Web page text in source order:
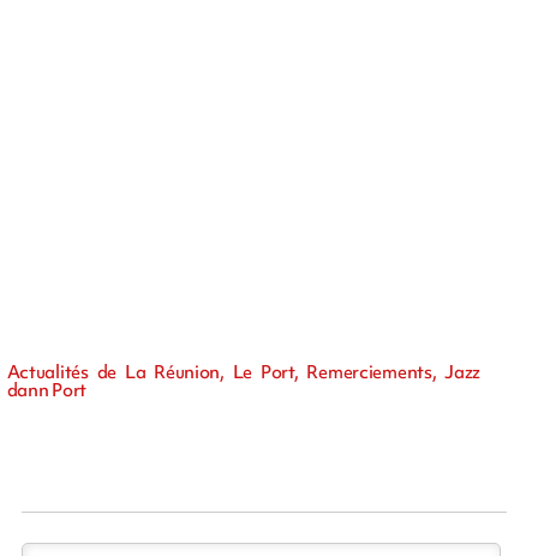
Actualités de La Réunion, Le Port, Remerciements, Jazz
dann Port